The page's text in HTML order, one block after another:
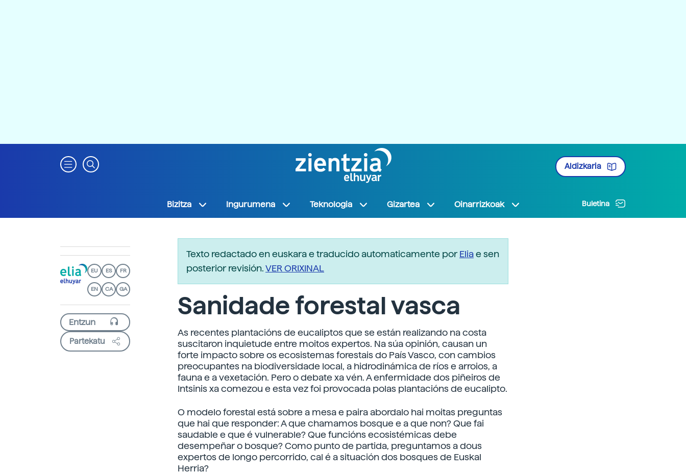
Aldizkaria
Bizitza Ingurumena Teknologia Gizartea Oinarrizkoak Buletina
EU ES FR
EN CA GA
Partekatu
Texto redactado en euskara e traducido automaticamente porEliae sen
posterior revisión.VER ORIXINAL
Sanidade forestal vasca
As recentes plantacións de eucaliptos que se están realizando na costa
suscitaron inquietude entre moitos expertos. Na súa opinión, causan un
forte impacto sobre os ecosistemas forestais do País Vasco, con cambios
preocupantes na biodiversidade local, a hidrodinámica de ríos e arroios, a
fauna e a vexetación. Pero o debate xa vén. A enfermidade dos piñeiros de
Intsinis xa comezou e esta vez foi provocada polas plantacións de eucalipto.
O modelo forestal está sobre a mesa e paira abordalo hai moitas preguntas
que hai que responder: A que chamamos bosque e a que non? Que fai
saudable e que é vulnerable? Que funcións ecosistémicas debe
desempeñar o bosque? Como punto de partida, preguntamos a dous
expertos de longo percorrido, cal é a situación dos bosques de Euskal
Herria?